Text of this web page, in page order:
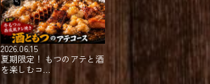
2026.06.15
夏期限定！⁡ ⁡もつのアテと酒
を楽しむコ…